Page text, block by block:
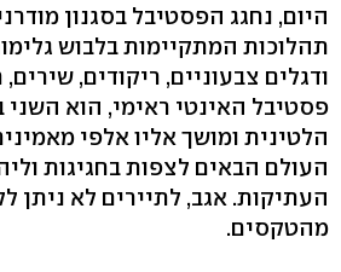
היום, נחגג הפסטיבל בסגנון
תהלוכות המתקיימות בלבוש
ודגלים צבעוניים, ריקודים,
פסטיבל האינטי ראימי, הוא השני
הלטינית ומושך אליו אלפי
העולם הבאים לצפות בחגיגות
העתיקות. אגב, לתיירים לא ניתן
מהטקסים.